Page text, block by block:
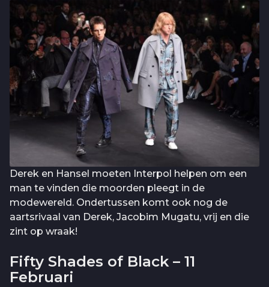
Derek en Hansel moeten Interpol helpen om een
man te vinden die moorden pleegt in de
modewereld. Ondertussen komt ook nog de
aartsrivaal van Derek, Jacobim Mugatu, vrij en die
zint op wraak!
Fifty Shades of Black – 11
Februari